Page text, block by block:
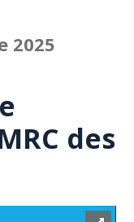
2025
des